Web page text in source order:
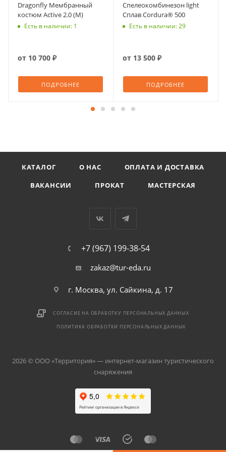
Dragonfly Мембранный
костюм Active 2.0 (М)
Есть в наличии: 1
от 10 700 ₽
ПОДРОБНЕЕ
Спелеокомбинезон light
Сплав Cordura® 500
Есть в наличии: 29
от 13 500 ₽
ПОДРОБНЕЕ
КАТАЛОГ О НАС
ОПЛАТА И ДОСТАВКА
ВАКАНСИИ
ПРОКАТ МАСТЕРСКАЯ
+7 (967) 199-38-54
zakaz@tur-eda.ru
г. Москва, ул. Сайкина, д. 17
СОГЛАСИЕ НА ОБРАБОТКУ ПЕРСОНАЛЬНЫХ ДАННЫХ
ПОЛИТИКА ОБРАБОТКИ ПЕРСОНАЛЬНЫХ ДАННЫХ
2026 © ООО «Территория» — интернет-магазин туристического
снаряжения